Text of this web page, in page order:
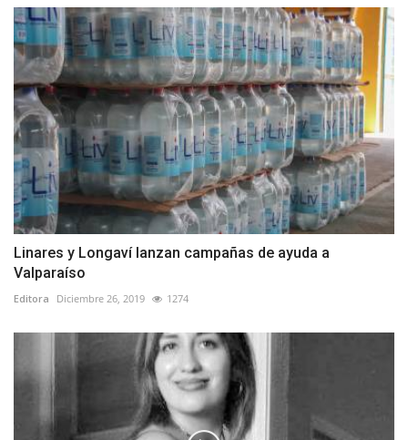
Linares y Longaví lanzan campañas de ayuda a
Valparaíso
Editora Diciembre 26, 2019 1274